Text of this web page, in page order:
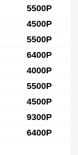
5500Р
4500Р
5500Р
6400Р
4000Р
5500Р
4500Р
9300Р
6400Р